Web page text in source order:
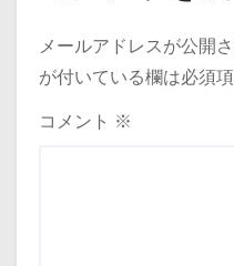
メールアドレスが公開
が付いている欄は必須
コメント ※